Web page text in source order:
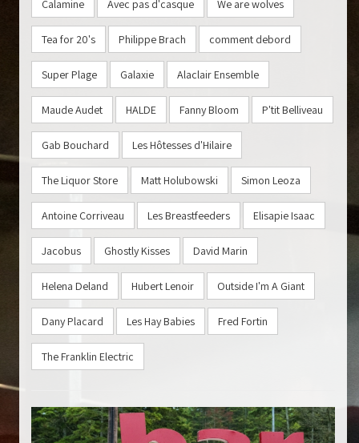
PHOTOS
PARTENAIRES
CONTACT
Calamine Avec pas d'casque We are wolves
Tea for 20's Philippe Brach comment debord
Super Plage Galaxie Alaclair Ensemble
Maude Audet HALDE Fanny Bloom P'tit Belliveau
Gab Bouchard Les Hôtesses d'Hilaire
The Liquor Store Matt Holubowski Simon Leoza
Antoine Corriveau Les Breastfeeders Elisapie Isaac
Jacobus Ghostly Kisses David Marin
Helena Deland Hubert Lenoir Outside I'm A Giant
Dany Placard Les Hay Babies Fred Fortin
The Franklin Electric